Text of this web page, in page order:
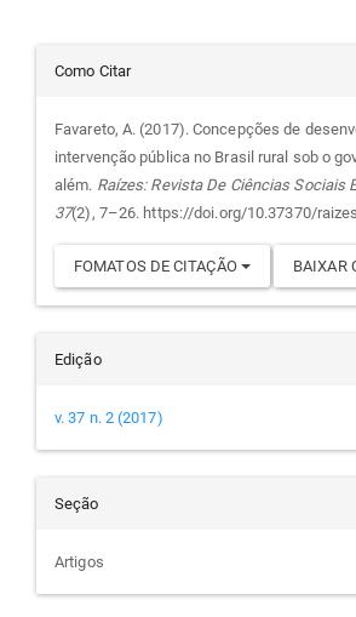
Detalhes
do
artigo
Como Citar
Favareto, A. (2017). Concepções de
intervenção pública no Brasil rural sob o
além. Raízes: Revista De Ciências Sociais
37(2), 7–26. https://doi.org/10.37370/
FOMATOS DE CITAÇÃO BAIXAR
Edição
v. 37 n. 2 (2017)
Seção
Artigos